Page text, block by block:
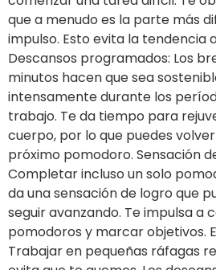
que a menudo es la parte más
impulso. Esto evita la tendencia
Descansos programados: Los
minutos hacen que sea
intensamente durante los
trabajo. Te da tiempo para
cuerpo, por lo que puedes
próximo pomodoro. Sensación
Completar incluso un solo
da una sensación de logro que
seguir avanzando. Te impulsa a
pomodoros y marcar objetivos.
Trabajar en pequeñas ráfagas